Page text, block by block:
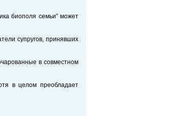
биополя семьи” может
супругов, принявших
в совместном
в целом преобладает